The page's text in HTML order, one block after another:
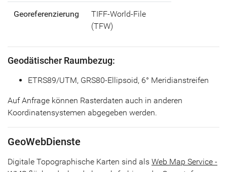
Georeferenzierung
TIFF-World-File
(TFW)
Geodätischer Raumbezug:
ETRS89/UTM, GRS80-Ellipsoid, 6° Meridianstreifen
Auf Anfrage können Rasterdaten auch in anderen
Koordinatensystemen abgegeben werden.
GeoWebDienste
Digitale Topographische Karten sind als Web Map Service -